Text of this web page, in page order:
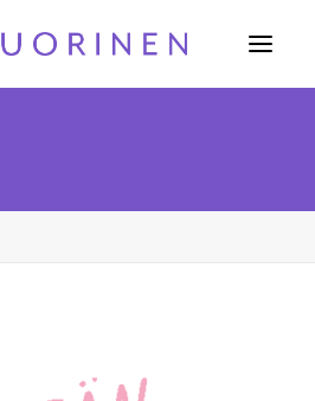
nimmari2-1-300×378